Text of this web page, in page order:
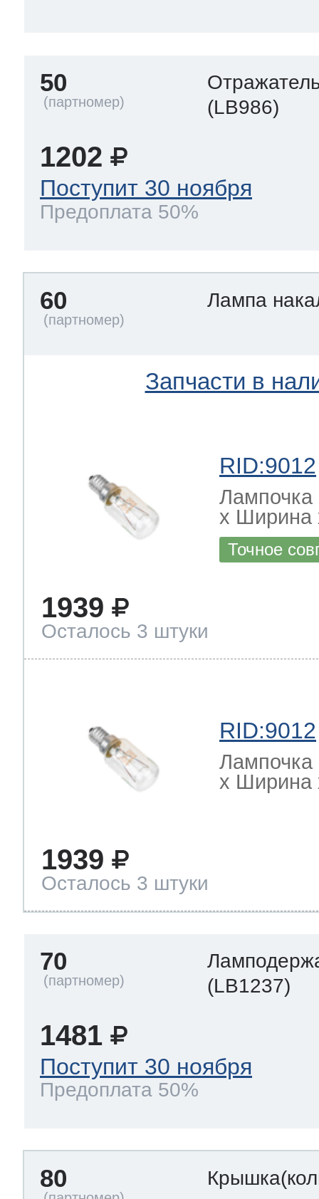
50
(LB986)
1202
Поступит 30 ноября
Предоплата 50%
60 Лампа
Запчасти в
RID:9012
Лампочка
х Ширина
Точное
1939
Осталось 3 штуки
RID:9012
Лампочка
х Ширина
1939
Осталось 3 штуки
70
(LB1237)
1481
Поступит 30 ноября
Предоплата 50%
80